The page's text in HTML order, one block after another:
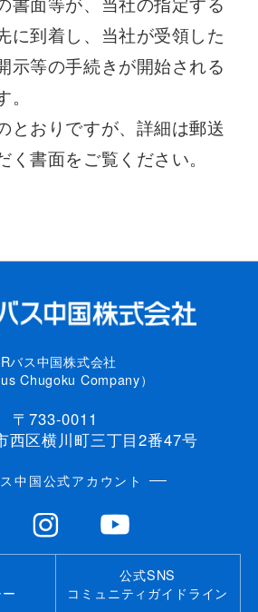
に到着し、当社が受領した
示等の手続きが開始される
とおりですが、詳細は郵送
く書面をご覧ください。
バス中国株式会社
Chugoku Company）
〒733-0011
西区横川町三丁目2番47号
中国公式アカウント
公式SNS
コミュニティガイドライン